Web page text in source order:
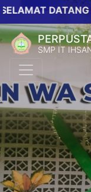
DATANG DI
SMP IT